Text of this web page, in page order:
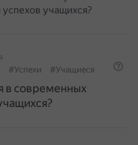
учащихся?
#Успехи #Учащиеся
в современных